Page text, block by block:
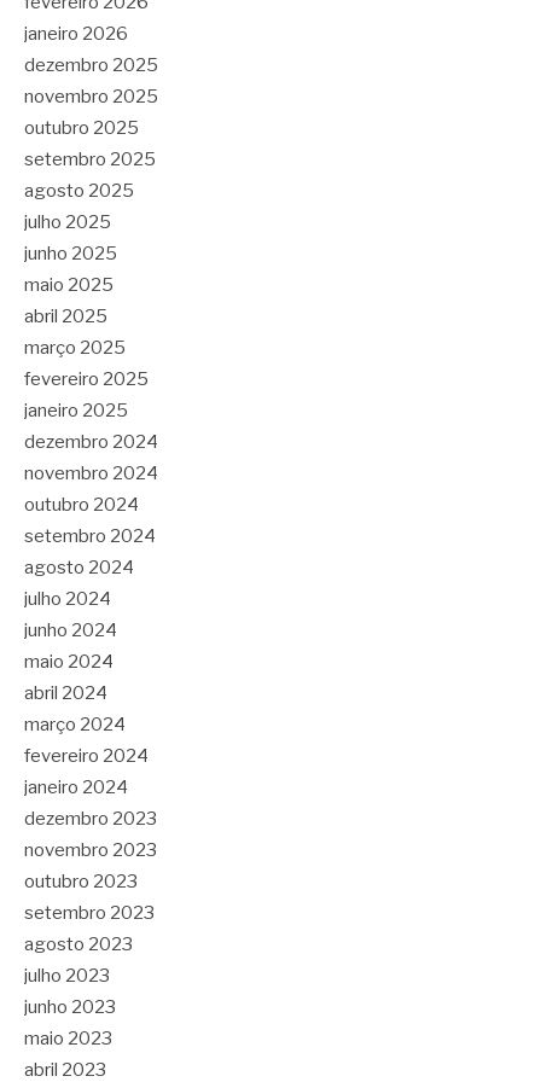
janeiro 2026
dezembro 2025
novembro 2025
outubro 2025
setembro 2025
agosto 2025
julho 2025
junho 2025
maio 2025
abril 2025
março 2025
fevereiro 2025
janeiro 2025
dezembro 2024
novembro 2024
outubro 2024
setembro 2024
agosto 2024
julho 2024
junho 2024
maio 2024
abril 2024
março 2024
fevereiro 2024
janeiro 2024
dezembro 2023
novembro 2023
outubro 2023
setembro 2023
agosto 2023
julho 2023
junho 2023
maio 2023
abril 2023